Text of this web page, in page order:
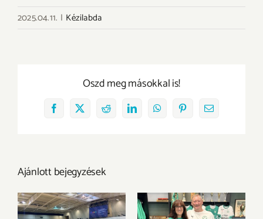
2025.04.11. | Kézilabda
Oszd meg másokkal is!
Facebook
X RedditLinkedInWhatsAppPinterestEmail:
Ajánlott bejegyzések